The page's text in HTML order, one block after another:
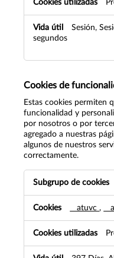
Sesión,
segundos
Cookies de
Estas cookies permiten
funcionalidad y
por nosotros o por
agregado a nuestras
algunos de nuestros
correctamente.
de
funcionalidad
__atuvc ,